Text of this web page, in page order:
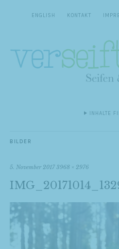
ENGLISH KONTAKT
INHALTE
BILDER
5. November 2017 3968 × 2976